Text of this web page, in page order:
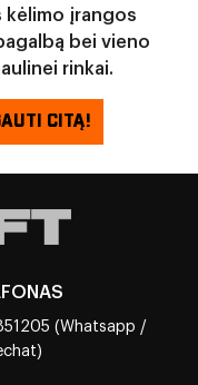
kėlimo įrangos
bei vieno
rinkai.
CITĄ!
(Whatsapp /